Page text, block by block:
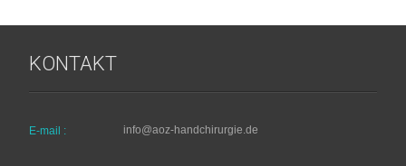
KONTAKT
E-mail : info@aoz-handchirurgie.de